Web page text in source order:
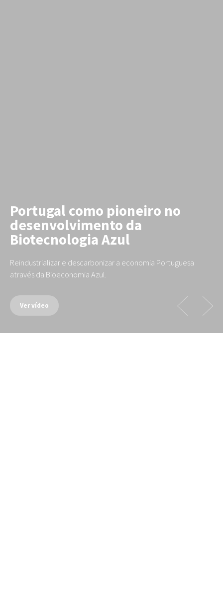
Portugal como pioneiro no
desenvolvimento da
Biotecnologia Azul
Reindustrializar e descarbonizar a economia Portuguesa
através da Bioeconomia Azul.
Ver vídeo